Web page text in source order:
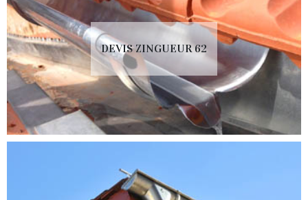
DEVIS ZINGUEUR 62